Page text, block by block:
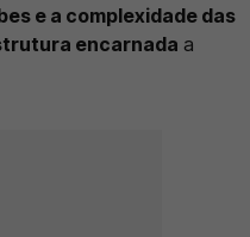
e a complexidade das
encarnada a